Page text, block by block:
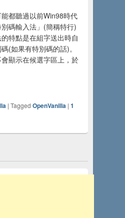
都聽過以前Win98時代
碼輸入法」(簡稱特行)
特點是在組字送出時自
(如果有特別碼的話)。
顯示在候選字區上，於
| Tagged OpenVanilla | 1